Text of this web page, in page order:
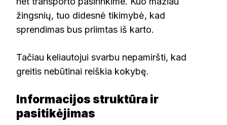
žingsnių, tuo didesnė tikimybė, kad
sprendimas bus priimtas iš karto.
Tačiau keliautojui svarbu nepamiršti, kad
greitis nebūtinai reiškia kokybę.
Informacijos struktūra ir
pasitikėjimas